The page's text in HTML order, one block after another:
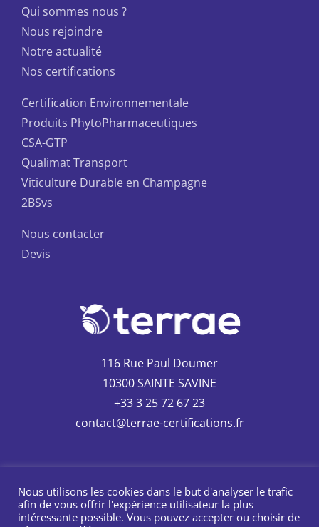
Qui sommes nous ?
Nous rejoindre
Notre actualité
Nos certifications
Certification Environnementale
Produits PhytoPharmaceutiques
CSA-GTP
Qualimat Transport
Viticulture Durable en Champagne
2BSvs
Nous contacter
Devis
116 Rue Paul Doumer
10300 SAINTE SAVINE
+33 3 25 72 67 23
contact@terrae-certifications.fr
Nous utilisons les cookies dans le but d'analyser le trafic
afin de vous offrir l'expérience utilisateur la plus
intéressante possible. Vous pouvez accepter ou choisir de